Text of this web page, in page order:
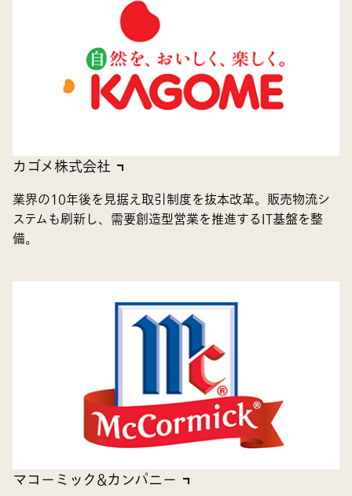
カゴメ株式会社
業界の10年後を見据え取引制度を抜本改革。販売物流シ
ステムも刷新し、需要創造型営業を推進するIT基盤を整
備。
マコーミック&カンパニー